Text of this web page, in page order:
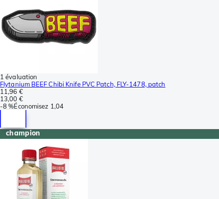
1 évaluation
Flytanium BEEF Chibi Knife PVC Patch, FLY-1478, patch
11,96 €
13,00 €
-8 %Économisez 1,04
champion